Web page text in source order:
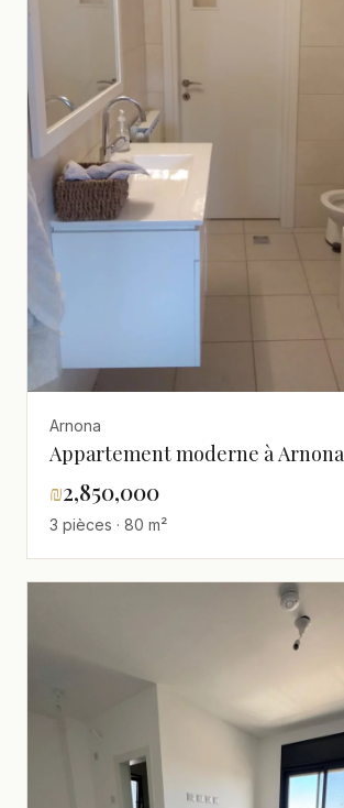
Arnona
Appartement moderne à Arnona
₪2,850,000
3 pièces · 80 m²